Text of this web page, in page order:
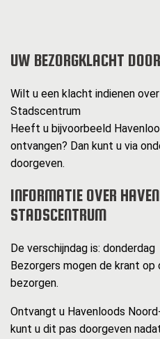
UW BEZORGKLACHT
Wilt u een klacht indienen
Stadscentrum
Heeft u bijvoorbeeld
ontvangen? Dan kunt u via
doorgeven.
INFORMATIE OVER
STADSCENTRUM
De verschijndag is: donderdag
Bezorgers mogen de krant
bezorgen.
Ontvangt u Havenloods
kunt u dit pas doorgeven